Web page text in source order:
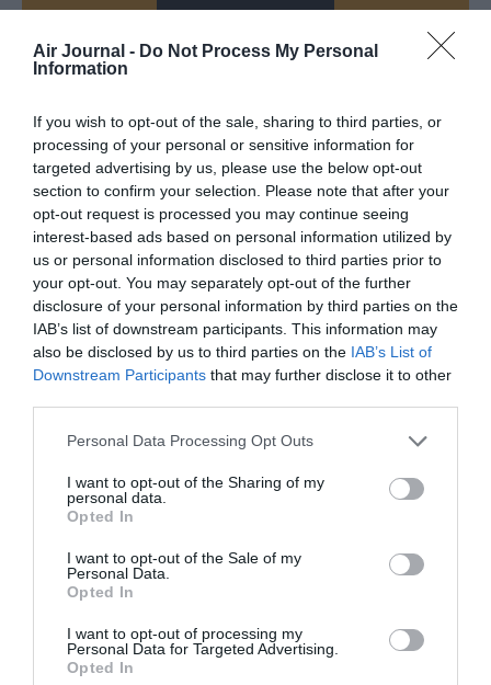
Air Journal - Do Not Process My Personal
Information
If you wish to opt-out of the sale, sharing to third parties, or
processing of your personal or sensitive information for
targeted advertising by us, please use the below opt-out
section to confirm your selection. Please note that after your
opt-out request is processed you may continue seeing
interest-based ads based on personal information utilized by
us or personal information disclosed to third parties prior to
your opt-out. You may separately opt-out of the further
disclosure of your personal information by third parties on the
IAB’s list of downstream participants. This information may
also be disclosed by us to third parties on the IAB’s List of
Downstream Participants that may further disclose it to other
Personal Data Processing Opt Outs
I want to opt-out of the Sharing of my
personal data.
Opted In
I want to opt-out of the Sale of my
Personal Data.
Opted In
I want to opt-out of processing my
Personal Data for Targeted Advertising.
Opted In
PARTAGER L'ARTICLE
FacebookTwitter PinterestLinkedInEmail Print
Aucun commentaire !
LAISSER UN COMMENTAIRE
FAIRE UN DON
Soutenez Air Journal participez
à son